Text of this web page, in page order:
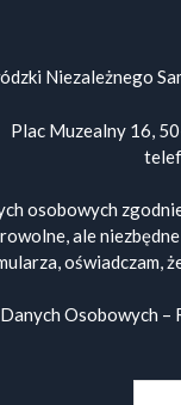
Niezależnego
Plac Muzealny 16,
osobowych
ale
oświadczam,
Osobowych –